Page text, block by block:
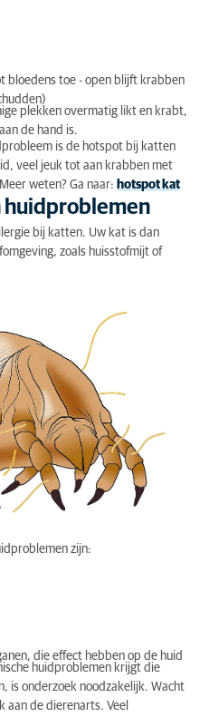
uw kat?
operatie
kat
bloedens toe - open blijft krabben
plekken overmatig likt en krabt,
de hand is.
is de hotspot bij katten
veel jeuk tot aan krabben met
weten? Ga naar: hotspot kat
huidproblemen
bij katten. Uw kat is dan
zoals huisstofmijt of
zijn:
die effect hebben op de huid
huidproblemen krijgt die
is onderzoek noodzakelijk. Wacht
aan de dierenarts. Veel